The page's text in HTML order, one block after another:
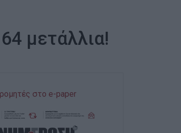
μετάλλια!
στο e-paper